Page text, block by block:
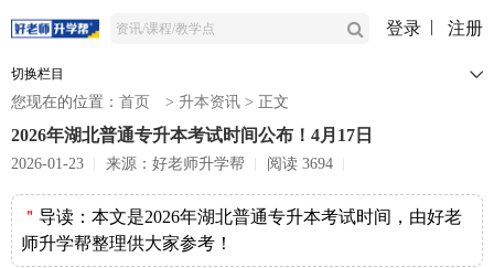
登录 注册
切换栏目
您现在的位置： 首页 > 升本资讯 > 正文
2026年湖北普通专升本考试时间公布！4月17日
2026-01-23 来源：好老师升学帮 阅读 3694
＂ 导读： 本文是2026年湖北普通专升本考试时间，由好老
师升学帮整理供大家参考！